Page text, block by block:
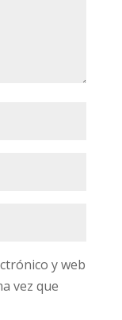
y web
vez que